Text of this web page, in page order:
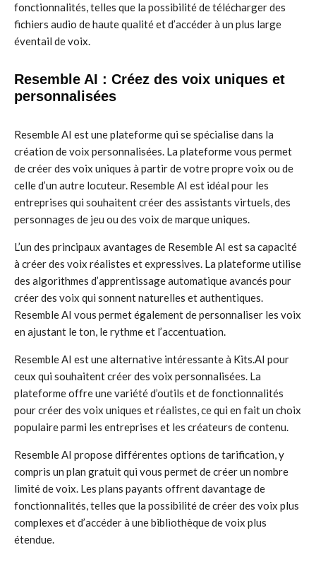
fonctionnalités, telles que la possibilité de télécharger des
fichiers audio de haute qualité et d’accéder à un plus large
éventail de voix.
Resemble AI : Créez des voix uniques et
personnalisées
Resemble AI est une plateforme qui se spécialise dans la
création de voix personnalisées. La plateforme vous permet
de créer des voix uniques à partir de votre propre voix ou de
celle d’un autre locuteur. Resemble AI est idéal pour les
entreprises qui souhaitent créer des assistants virtuels, des
personnages de jeu ou des voix de marque uniques.
L’un des principaux avantages de Resemble AI est sa capacité
à créer des voix réalistes et expressives. La plateforme utilise
des algorithmes d’apprentissage automatique avancés pour
créer des voix qui sonnent naturelles et authentiques.
Resemble AI vous permet également de personnaliser les voix
en ajustant le ton, le rythme et l’accentuation.
Resemble AI est une alternative intéressante à Kits.AI pour
ceux qui souhaitent créer des voix personnalisées. La
plateforme offre une variété d’outils et de fonctionnalités
pour créer des voix uniques et réalistes, ce qui en fait un choix
populaire parmi les entreprises et les créateurs de contenu.
Resemble AI propose différentes options de tarification, y
compris un plan gratuit qui vous permet de créer un nombre
limité de voix. Les plans payants offrent davantage de
fonctionnalités, telles que la possibilité de créer des voix plus
complexes et d’accéder à une bibliothèque de voix plus
étendue.